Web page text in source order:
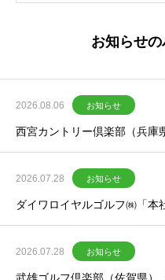
お知らせ
2026.08.06 お知らせ
西宮カントリー倶楽部（兵庫
2026.07.28 お知らせ
ダイワロイヤルゴルフ㈱「本
2026.07.28 お知らせ